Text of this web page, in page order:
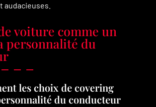
audacieuses.
voiture comme un
personnalité du
les choix de covering
du conducteur